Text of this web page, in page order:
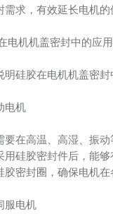
求，有效延长电机的
电机机盖密封中的应用
明硅胶在电机机盖密封
电机
要在高温、高湿、振
用硅胶密封件后，能
密封圈，确保电机在
服电机